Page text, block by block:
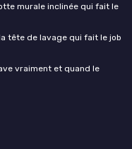
murale inclinée qui fait le
tête de lavage qui fait le job
vraiment et quand le